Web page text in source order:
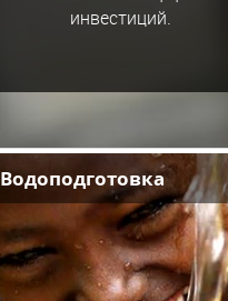
инвестиций.
Водоподготовка